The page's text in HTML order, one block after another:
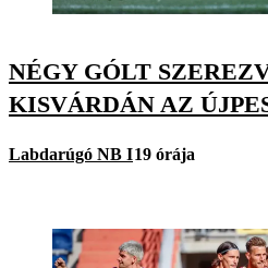
NÉGY GÓLT
KISVÁRDÁN AZ
Labdarúgó NB I19 órája